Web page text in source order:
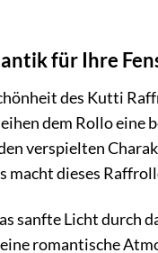
für Ihre
des Kutti
dem Rollo
verspielten
macht dieses
sanfte Licht durch
romantische